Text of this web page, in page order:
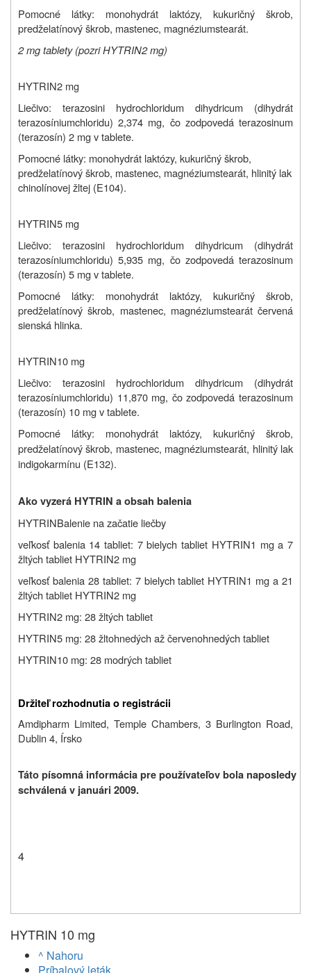
Pomocné látky: monohydrát laktózy, kukuričný škrob,
predželatínový škrob, mastenec, magnéziumstearát.
2 mg tablety (pozriHYTRIN2 mg)
HYTRIN2 mg
Liečivo: terazosini hydrochloridum dihydricum (dihydrát
terazosíniumchloridu) 2,374 mg, čo zodpovedá terazosinum
(terazosín) 2 mg v tablete.
Pomocné látky: monohydrát laktózy, kukuričný škrob,
predželatínový škrob, mastenec, magnéziumstearát, hlinitý lak
chinolínovej žltej (E104).
HYTRIN5 mg
Liečivo: terazosini hydrochloridum dihydricum (dihydrát
terazosíniumchloridu) 5,935 mg, čo zodpovedá terazosinum
(terazosín) 5 mg v tablete.
Pomocné látky: monohydrát laktózy, kukuričný škrob,
predželatínový škrob, mastenec, magnéziumstearát červená
sienská hlinka.
HYTRIN10 mg
Liečivo: terazosini hydrochloridum dihydricum (dihydrát
terazosíniumchloridu) 11,870 mg, čo zodpovedá terazosinum
(terazosín) 10 mg v tablete.
Pomocné látky: monohydrát laktózy, kukuričný škrob,
predželatínový škrob, mastenec, magnéziumstearát, hlinitý lak
indigokarmínu (E132).
Ako vyzerá HYTRIN a obsah balenia
HYTRINBalenie na začatie liečby
veľkosť balenia 14 tabliet: 7 bielych tabliet HYTRIN1 mg a 7
žltých tabliet HYTRIN2 mg
veľkosť balenia 28 tabliet: 7 bielych tabliet HYTRIN1 mg a 21
žltých tabliet HYTRIN2 mg
HYTRIN2 mg: 28 žltých tabliet
HYTRIN5 mg: 28 žltohnedých až červenohnedých tabliet
HYTRIN10 mg: 28 modrých tabliet
Držiteľ rozhodnutia o registrácii
Amdipharm Limited, Temple Chambers, 3 Burlington Road,
Dublin 4, Írsko
Táto písomná informácia pre používateľov bola naposledy
schválená v januári 2009.
4
HYTRIN 10 mg
^ Nahoru